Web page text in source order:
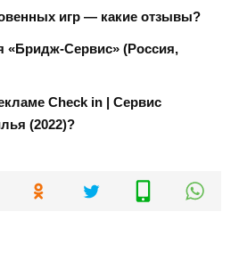
игр — какие отзывы?
«Бридж-Сервис» (Россия,
Check in | Сервис
(2022)?